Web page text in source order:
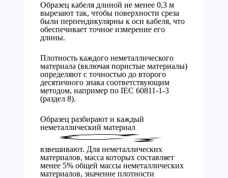
Образец кабеля длиной не менее 0,3 м
вырезают так, чтобы поверхности среза
были перпендикулярны к оси кабеля, что
обеспечивает точное измерение его
длины.
Плотность каждого неметаллического
материала (включая пористые материалы)
определяют с точностью до второго
десятичного знака соответствующим
методом, например по IEC 60811-1-3
(раздел 8).
Образец разбирают и каждый
неметаллический материал
взвешивают. Для неметаллических
материалов, масса которых составляет
менее 5% общей массы неметаллических
материалов, значение плотности